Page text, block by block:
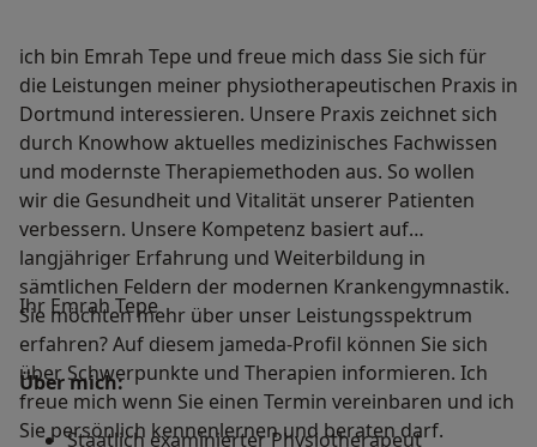
ich bin Emrah Tepe und freue mich dass Sie sich für
die Leistungen meiner physiotherapeutischen Praxis in
Dortmund interessieren. Unsere Praxis zeichnet sich
durch Knowhow aktuelles medizinisches Fachwissen
und modernste Therapiemethoden aus. So wollen
wir die Gesundheit und Vitalität unserer Patienten
verbessern. Unsere Kompetenz basiert auf
langjähriger Erfahrung und Weiterbildung in
sämtlichen Feldern der modernen Krankengymnastik.
Sie möchten mehr über unser Leistungsspektrum
erfahren? Auf diesem jameda-Profil können Sie sich
über Schwerpunkte und Therapien informieren. Ich
freue mich wenn Sie einen Termin vereinbaren und ich
Sie persönlich kennenlernen und beraten darf.
Ihr Emrah Tepe
Über mich:
Staatlich examinierter Physiotherapeut